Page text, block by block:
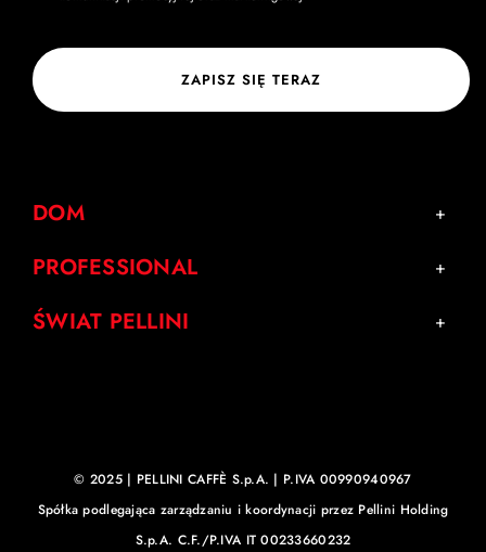
ZAPISZ SIĘ TERAZ
DOM
PROFESSIONAL
ŚWIAT PELLINI
© 2025 | PELLINI CAFFÈ S.p.A. | P.IVA 00990940967
Spółka podlegająca zarządzaniu i koordynacji przez Pellini Holding
S.p.A. C.F./P.IVA IT 00233660232